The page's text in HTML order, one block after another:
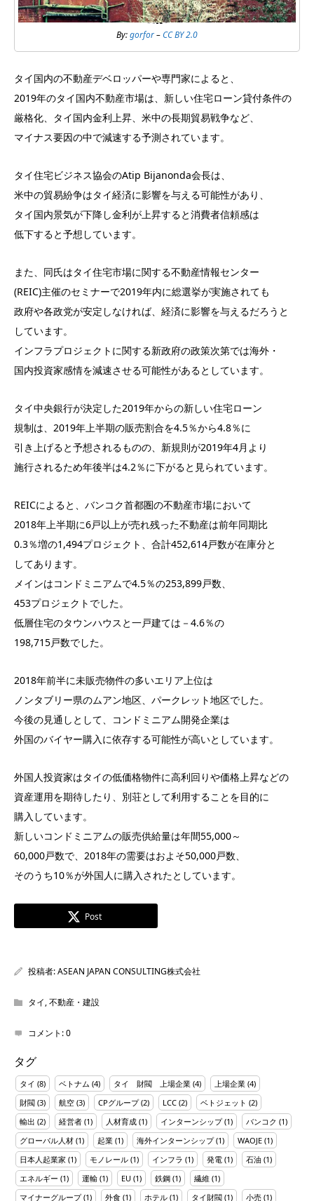
By:gorfor–CC BY 2.0
タイ国内の不動産デベロッパーや専門家によると、
2019年のタイ国内不動産市場は、新しい住宅ローン貸付条件の
厳格化、タイ国内金利上昇、米中の長期貿易戦争など、
マイナス要因の中で減速する予測されています。
タイ住宅ビジネス協会のAtip Bijanonda会長は、
米中の貿易紛争はタイ経済に影響を与える可能性があり、
タイ国内景気が下降し金利が上昇すると消費者信頼感は
低下すると予想しています。
また、同氏はタイ住宅市場に関する不動産情報センター
(REIC)主催のセミナーで2019年内に総選挙が実施されても
政府や各政党が安定しなければ、経済に影響を与えるだろうと
しています。
インフラプロジェクトに関する新政府の政策次第では海外・
国内投資家感情を減速させる可能性があるとしています。
タイ中央銀行が決定した2019年からの新しい住宅ローン
規制は、2019年上半期の販売割合を4.5％から4.8％に
引き上げると予想されるものの、新規則が2019年4月より
施行されるため年後半は4.2％に下がると見られています。
REICによると、バンコク首都圏の不動産市場において
2018年上半期に6戸以上が売れ残った不動産は前年同期比
0.3％増の1,494プロジェクト、合計452,614戸数が在庫分と
してあります。
メインはコンドミニアムで4.5％の253,899戸数、
453プロジェクトでした。
低層住宅のタウンハウスと一戸建ては－4.6％の
198,715戸数でした。
2018年前半に未販売物件の多いエリア上位は
ノンタブリー県のムアン地区、パークレット地区でした。
今後の見通しとして、コンドミニアム開発企業は
外国のバイヤー購入に依存する可能性が高いとしています。
外国人投資家はタイの低価格物件に高利回りや価格上昇などの
資産運用を期待したり、別荘として利用することを目的に
購入しています。
新しいコンドミニアムの販売供給量は年間55,000～
60,000戸数で、2018年の需要はおよそ50,000戸数、
そのうち10％が外国人に購入されたとしています。
Post
投稿者:ASEAN JAPAN CONSULTING株式会社
タイ,不動産・建設
コメント:0
タグ
タイ (8) ベトナム (4) タイ 財閥 上場企業 (4) 上場企業 (4)
財閥 (3) 航空 (3) CPグループ(2) LCC (2) ベトジェット (2)
輸出 (2) 経営者 (1) 人材育成 (1) インターンシップ(1) バンコク (1)
グローバル人材 (1) 起業 (1) 海外インターンシップ(1) WAOJE (1)
日本人起業家 (1) モノレール (1) インフラ (1) 発電 (1) 石油 (1)
エネルギー (1) 運輸 (1) EU (1) 鉄鋼 (1) 繊維 (1)
マイナーグループ(1) 外食 (1) ホテル (1) タイ財閥 (1) 小売 (1)